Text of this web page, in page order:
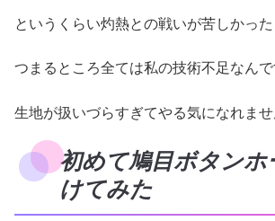
というくらい灼熱との戦いが苦しかっ
つまるところ全ては私の技術不足なんで
生地が扱いづらすぎてやる気になれませ
初めて鳩目ボタンホ
けてみた